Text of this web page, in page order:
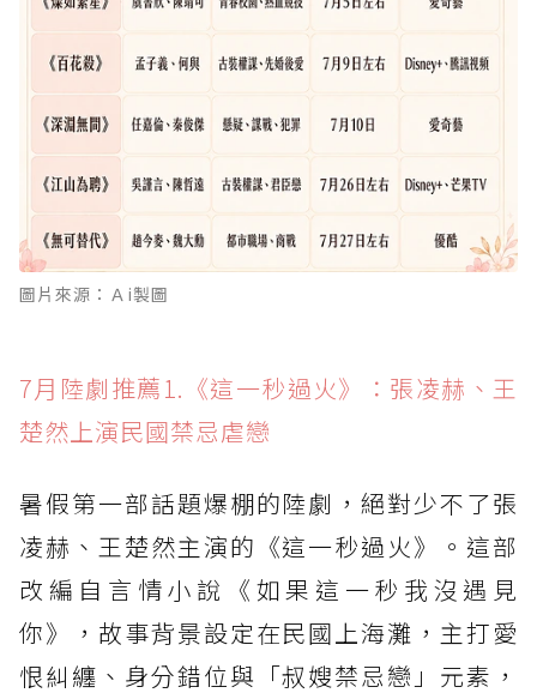
圖片來源：Ａi製圖
7月陸劇推薦1.《這一秒過火》：張凌赫、王
楚然上演民國禁忌虐戀
暑假第一部話題爆棚的陸劇，絕對少不了張
凌赫、王楚然主演的《這一秒過火》。這部
改編自言情小說《如果這一秒我沒遇見
你》，故事背景設定在民國上海灘，主打愛
恨糾纏、身分錯位與「叔嫂禁忌戀」元素，